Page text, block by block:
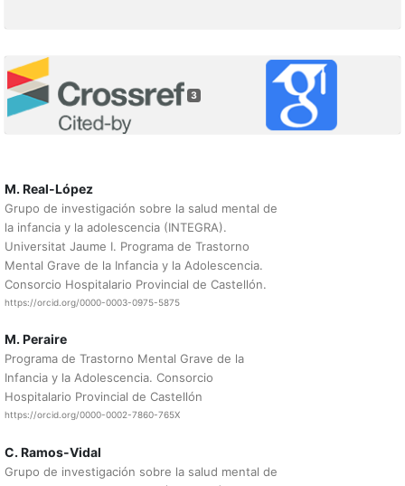
3
M. Real-López
Grupo de investigación sobre la salud mental de
la infancia y la adolescencia (INTEGRA).
Universitat Jaume I. Programa de Trastorno
Mental Grave de la Infancia y la Adolescencia.
Consorcio Hospitalario Provincial de Castellón.
https://orcid.org/0000-0003-0975-5875
M. Peraire
Programa de Trastorno Mental Grave de la
Infancia y la Adolescencia. Consorcio
Hospitalario Provincial de Castellón
https://orcid.org/0000-0002-7860-765X
C. Ramos-Vidal
Grupo de investigación sobre la salud mental de